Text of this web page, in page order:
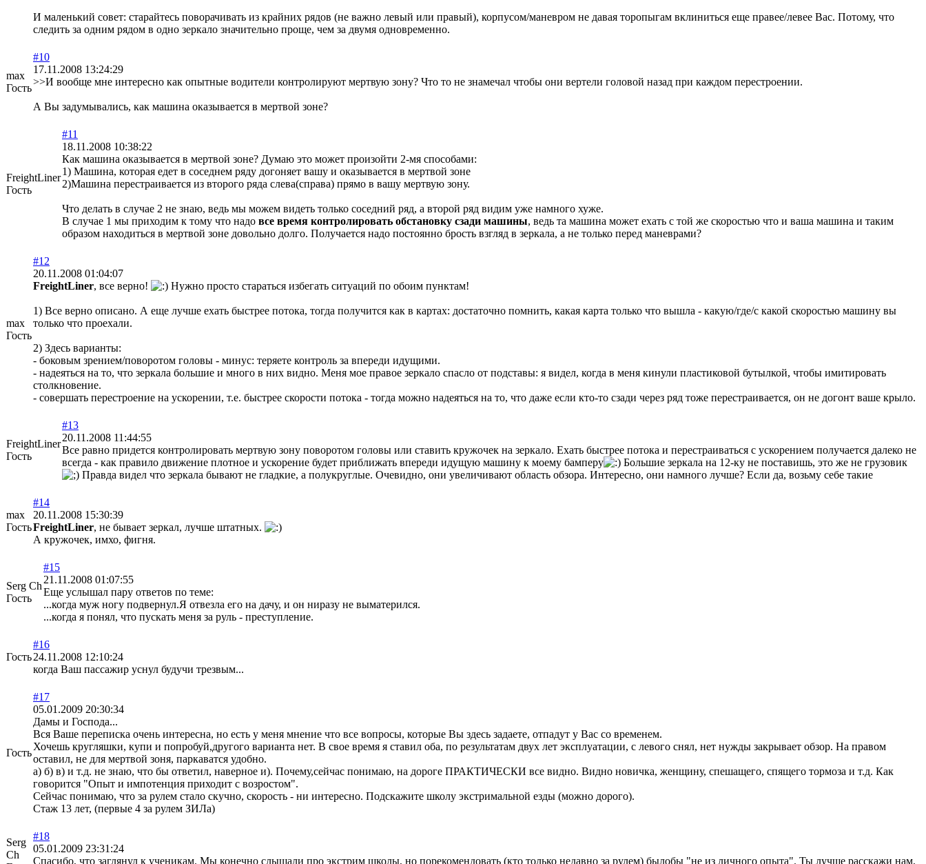
И маленький совет: старайтесь поворачивать из крайних рядов (не важно левый или правый), корпусом/маневром не давая торопыгам вклиниться еще правее/левее Вас. Потому, что
следить за одним рядом в одно зеркало значительно проще, чем за двумя одновременно.
max
Гость
#10
17.11.2008 13:24:29
>>И вообще мне интересно как опытные водители контролируют мертвую зону? Что то не знамечал чтобы они вертели головой назад при каждом перестроении.
А Вы задумывались, как машина оказывается в мертвой зоне?
FreightLiner
Гость
#11
18.11.2008 10:38:22
Как машина оказывается в мертвой зоне? Думаю это может произойти 2-мя способами:
1) Машина, которая едет в соседнем ряду догоняет вашу и оказывается в мертвой зоне
2)Машина перестраивается из второго ряда слева(справа) прямо в вашу мертвую зону.
Что делать в случае 2 не знаю, ведь мы можем видеть только соседний ряд, а второй ряд видим уже намного хуже.
В случае 1 мы приходим к тому что надо все время контролировать обстановку сзади машины, ведь та машина может ехать с той же скоростью что и ваша машина и таким
образом находиться в мертвой зоне довольно долго. Получается надо постоянно брость взгляд в зеркала, а не только перед маневрами?
max
Гость
#12
20.11.2008 01:04:07
FreightLiner, все верно! Нужно просто стараться избегать ситуаций по обоим пунктам!
1) Все верно описано. А еще лучше ехать быстрее потока, тогда получится как в картах: достаточно помнить, какая карта только что вышла - какую/где/с какой скоростью машину вы
только что проехали.
2) Здесь варианты:
- боковым зрением/поворотом головы - минус: теряете контроль за впереди идущими.
- надеяться на то, что зеркала большие и много в них видно. Меня мое правое зеркало спасло от подставы: я видел, когда в меня кинули пластиковой бутылкой, чтобы имитировать
столкновение.
- совершать перестроение на ускорении, т.е. быстрее скорости потока - тогда можно надеяться на то, что даже если кто-то сзади через ряд тоже перестраивается, он не догонт ваше крыло.
FreightLiner
Гость
#13
20.11.2008 11:44:55
Все равно придется контролировать мертвую зону поворотом головы или ставить кружочек на зеркало. Ехать быстрее потока и перестраиваться с ускорением получается далеко не
всегда - как правило движение плотное и ускорение будет приближать впереди идущую машину к моему бамперу
Большие зеркала на 12-ку не поставишь, это же не грузовик
Правда видел что зеркала бывают не гладкие, а полукруглые. Очевидно, они увеличивают область обзора. Интересно, они намного лучше? Если да, возьму себе такие
max
Гость
#14
20.11.2008 15:30:39
FreightLiner, не бывает зеркал, лучше штатных.
А кружочек, имхо, фигня.
Serg Ch
Гость
#15
21.11.2008 01:07:55
Еще услышал пару ответов по теме:
...когда муж ногу подвернул.Я отвезла его на дачу, и он ниразу не выматерился.
...когда я понял, что пускать меня за руль - преступление.
Гость
#16
24.11.2008 12:10:24
когда Ваш пассажир уснул будучи трезвым...
Гость
#17
05.01.2009 20:30:34
Дамы и Господа...
Вся Ваше переписка очень интересна, но есть у меня мнение что все вопросы, которые Вы здесь задаете, отпадут у Вас со временем.
Хочешь кругляшки, купи и попробуй,другого варианта нет. В свое время я ставил оба, по результатам двух лет эксплуатации, с левого снял, нет нужды закрывает обзор. На правом
оставил, не для мертвой зоня, паркаватся удобно.
а) б) в) и т.д. не знаю, что бы ответил, наверное и). Почему,сейчас понимаю, на дороге ПРАКТИЧЕСКИ все видно. Видно новичка, женщину, спешащего, спящего тормоза и т.д. Как
говорится "Опыт и импотенция приходит с возростом".
Сейчас понимаю, что за рулем стало скучно, скорость - ни интересно. Подскажите школу экстримальной езды (можно дорого).
Стаж 13 лет, (первые 4 за рулем ЗИЛа)
Serg
Ch
#18
05.01.2009 23:31:24
Спасибо, что заглянул к ученикам. Мы конечно слышали про экстрим школы, но порекомендовать (кто только недавно за рулем) былобы "не из личного опыта". Ты лучше расскажи нам,